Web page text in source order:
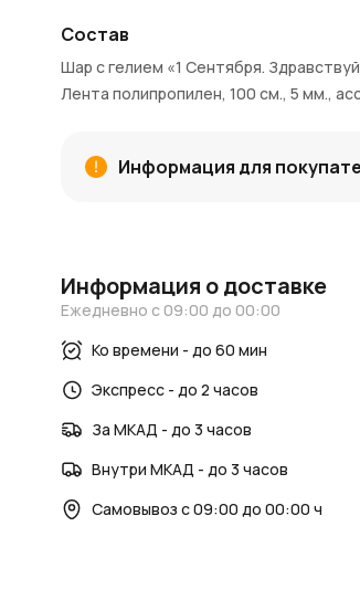
Голубой цвет — универсальный и
Надпись «День знаний»
Наполнен гелием и украшен
Отлично подойдет для школы, дома
Купить шар «1 Сентября. Здравствуй
Читайтеновости AzaliaNowи
Состав
Шар с гелием «1 Сентября.
Лента полипропилен, 100 см., 5 мм.,
Информация для
Информация о доставке
Ежедневно с 09:00 до 00:00
Ко времени - до 60 мин
Экспресс - до 2 часов
За МКАД - до 3 часов
Внутри МКАД - до 3 часов
Самовывоз с 09:00 до 00:00 ч